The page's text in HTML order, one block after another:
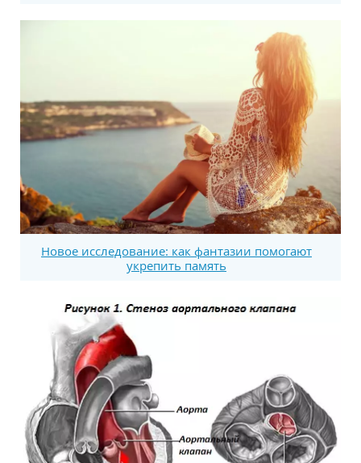
Новое исследование: как фантазии помогают
укрепить память